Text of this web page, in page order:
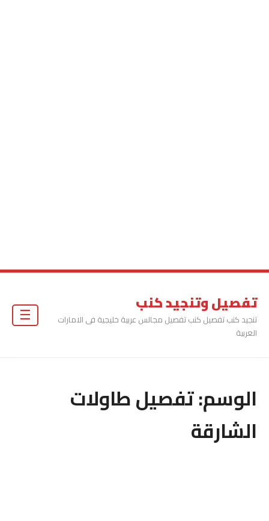
تفصيل وتنجيد كنب
تنجيد كنب تفصيل كنب تفصيل مجالس عربية خليجية فى الامارات
العربية
الوسم:تفصيل طاولات
الشارقة